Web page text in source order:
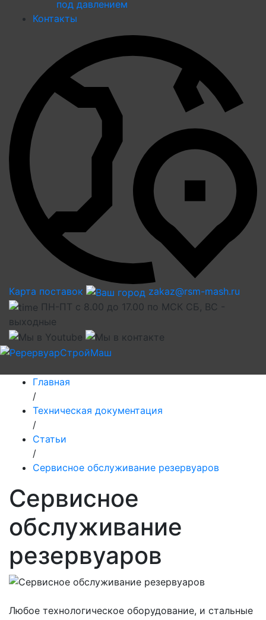
под давлением
Контакты
Карта поставок
zakaz@rsm-mash.ru
ПН-ПТ с 8.00 до 17.00 по МСК СБ, ВС -
выходные
Главная
/
Техническая документация
/
Статьи
/
Сервисное обслуживание резервуаров
Сервисное
обслуживание
резервуаров
Любое технологическое оборудование, и стальные